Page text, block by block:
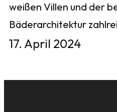
weißen Villen und der
Bäderarchitektur
17. April 2024